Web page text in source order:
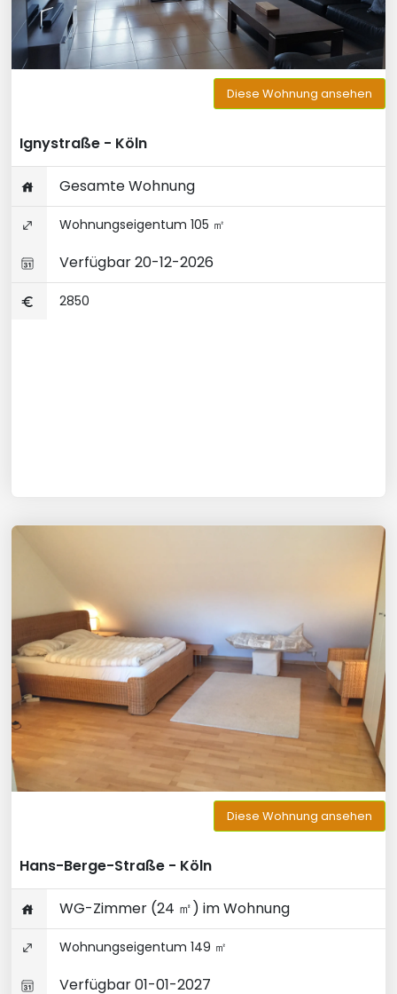
Diese Wohnung ansehen
Ignystraße - Köln
Gesamte Wohnung
Wohnungseigentum 105 ㎡
Verfügbar 20-12-2026
2850
Diese Wohnung ansehen
Hans-Berge-Straße - Köln
WG-Zimmer (24 ㎡) im Wohnung
Wohnungseigentum 149 ㎡
Verfügbar 01-01-2027